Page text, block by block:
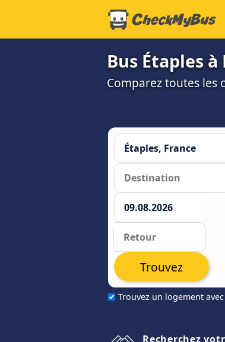
Bus Étaples à
Comparez toutes les
Trouvez un logement
Trouvez
Recherchez